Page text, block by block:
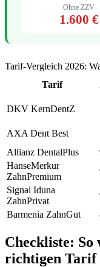
Ohne ZZV
1.600 €
Tarif-Vergleich 2026:
Tarif
DKV KernDentZ
AXA Dent Best
Allianz DentalPlus
HanseMerkur
ZahnPremium
Signal Iduna
ZahnPrivat
Barmenia ZahnGut
Checkliste: So
richtigen Tarif